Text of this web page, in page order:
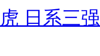
日系三